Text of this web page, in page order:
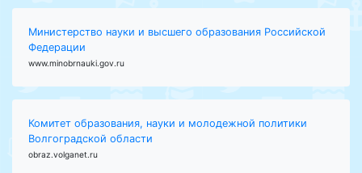
Министерство науки и высшего образования Российской
Федерации
www.minobrnauki.gov.ru
Комитет образования, науки и молодежной политики
Волгоградской области
obraz.volganet.ru